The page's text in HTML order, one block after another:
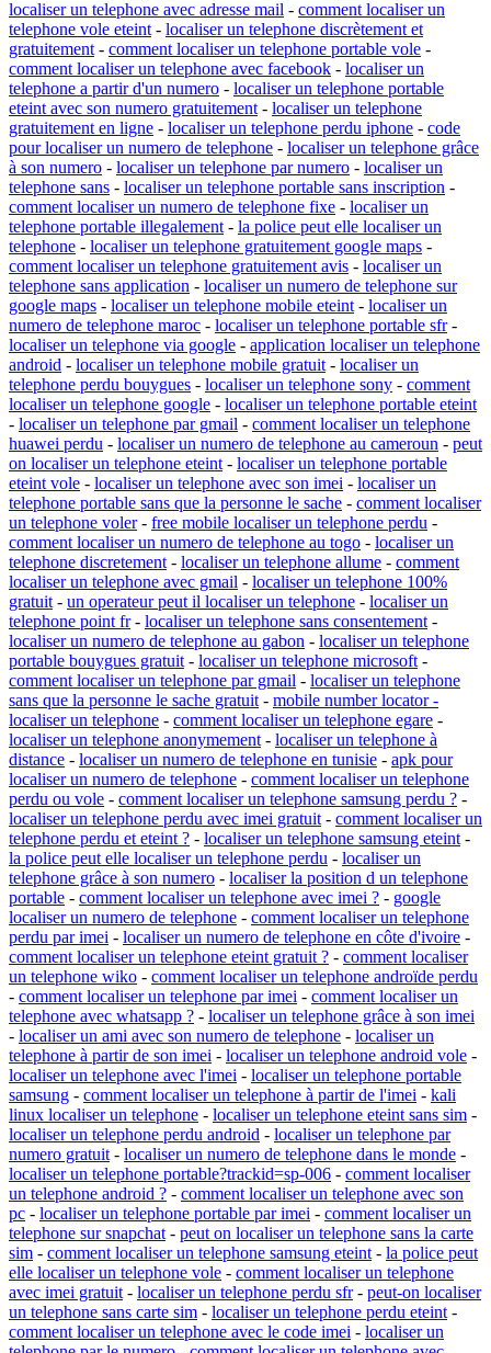
localiser un telephone avec adresse mail - comment localiser un
telephone vole eteint - localiser un telephone discrètement et
gratuitement - comment localiser un telephone portable vole -
comment localiser un telephone avec facebook - localiser un
telephone a partir d'un numero - localiser un telephone portable
eteint avec son numero gratuitement - localiser un telephone
gratuitement en ligne - localiser un telephone perdu iphone - code
pour localiser un numero de telephone - localiser un telephone grâce
à son numero - localiser un telephone par numero - localiser un
telephone sans - localiser un telephone portable sans inscription -
comment localiser un numero de telephone fixe - localiser un
telephone portable illegalement - la police peut elle localiser un
telephone - localiser un telephone gratuitement google maps -
comment localiser un telephone gratuitement avis - localiser un
telephone sans application - localiser un numero de telephone sur
google maps - localiser un telephone mobile eteint - localiser un
numero de telephone maroc - localiser un telephone portable sfr-
localiser un telephone via google - application localiser un telephone
android - localiser un telephone mobile gratuit - localiser un
telephone perdu bouygues - localiser un telephone sony - comment
localiser un telephone google - localiser un telephone portable eteint
- localiser un telephone par gmail - comment localiser un telephone
huawei perdu - localiser un numero de telephone au cameroun - peut
on localiser un telephone eteint - localiser un telephone portable
eteint vole - localiser un telephone avec son imei - localiser un
telephone portable sans que la personne le sache - comment localiser
un telephone voler- free mobile localiser un telephone perdu -
comment localiser un numero de telephone au togo - localiser un
telephone discretement - localiser un telephone allume - comment
localiser un telephone avec gmail - localiser un telephone 100%
gratuit - un operateur peut il localiser un telephone - localiser un
telephone point fr- localiser un telephone sans consentement -
localiser un numero de telephone au gabon - localiser un telephone
portable bouygues gratuit - localiser un telephone microsoft -
comment localiser un telephone par gmail - localiser un telephone
sans que la personne le sache gratuit - mobile number locator -
localiser un telephone - comment localiser un telephone egare -
localiser un telephone anonymement - localiser un telephone à
distance - localiser un numero de telephone en tunisie - apk pour
localiser un numero de telephone - comment localiser un telephone
perdu ou vole - comment localiser un telephone samsung perdu ? -
localiser un telephone perdu avec imei gratuit - comment localiser un
telephone perdu et eteint ? - localiser un telephone samsung eteint -
la police peut elle localiser un telephone perdu - localiser un
telephone grâce à son numero - localiser la position d un telephone
portable - comment localiser un telephone avec imei ? - google
localiser un numero de telephone - comment localiser un telephone
perdu par imei - localiser un numero de telephone en côte d'ivoire -
comment localiser un telephone eteint gratuit ? - comment localiser
un telephone wiko - comment localiser un telephone androïde perdu
- comment localiser un telephone par imei - comment localiser un
telephone avec whatsapp ? - localiser un telephone grâce à son imei
- localiser un ami avec son numero de telephone - localiser un
telephone à partir de son imei - localiser un telephone android vole -
localiser un telephone avec l'imei - localiser un telephone portable
samsung - comment localiser un telephone à partir de l'imei - kali
linux localiser un telephone - localiser un telephone eteint sans sim -
localiser un telephone perdu android - localiser un telephone par
numero gratuit - localiser un numero de telephone dans le monde -
localiser un telephone portable?trackid=sp-006 - comment localiser
un telephone android ? - comment localiser un telephone avec son
pc - localiser un telephone portable par imei - comment localiser un
telephone sur snapchat - peut on localiser un telephone sans la carte
sim - comment localiser un telephone samsung eteint - la police peut
elle localiser un telephone vole - comment localiser un telephone
avec imei gratuit - localiser un telephone perdu sfr- peut-on localiser
un telephone sans carte sim - localiser un telephone perdu eteint -
comment localiser un telephone avec le code imei - localiser un